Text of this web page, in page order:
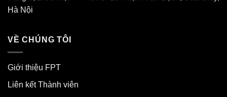
Hà Nội
VỀ CHÚNG TÔI
Giới thiệu FPT
Liên kết Thành viên